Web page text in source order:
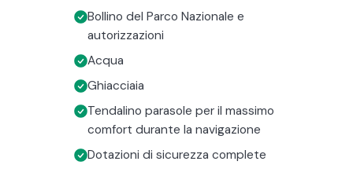
Bollino del Parco Nazionale e
autorizzazioni
Acqua
Ghiacciaia
Tendalino parasole per il massimo
comfort durante la navigazione
Dotazioni di sicurezza complete